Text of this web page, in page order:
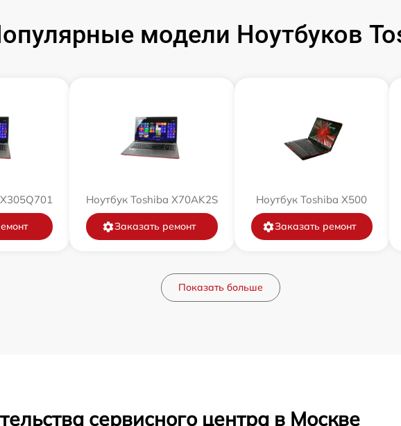
модели Ноутбуков
Ноутбук Toshiba X70AK2S
Заказать ремонт
Ноутбук Toshiba X500
Заказать ремонт
Показать больше
сервисного центра в Москве